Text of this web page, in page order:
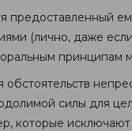
предоставленный
(лично, даже
принципам
обстоятельств
силы для
которые